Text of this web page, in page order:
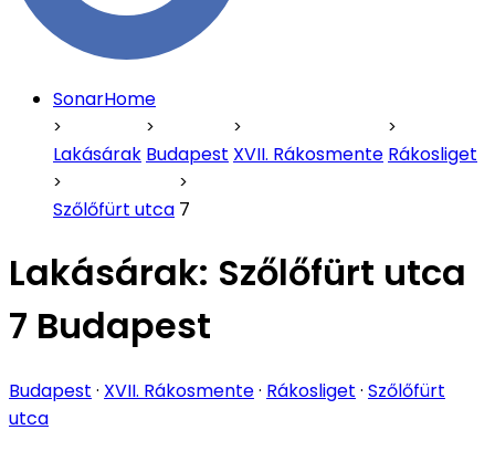
SonarHome
Lakásárak Budapest XVII. Rákosmente Rákosliget
Szőlőfürt utca 7
Lakásárak: Szőlőfürt utca
7 Budapest
Budapest · XVII. Rákosmente· Rákosliget · Szőlőfürt
utca